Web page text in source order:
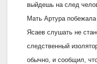
выйдешь на след
Мать Артура
Ясаев слушать не
следственный
обычно, и сообщил,